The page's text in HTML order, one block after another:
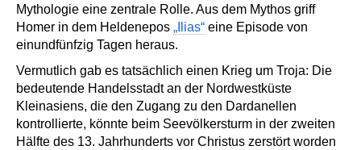
Mythologie eine zentrale Rolle. Aus dem Mythos griff
Homer in dem Heldenepos „Ilias“ eine Episode von
einundfünfzig Tagen heraus.
Vermutlich gab es tatsächlich einen Krieg um Troja: Die
bedeutende Handelsstadt an der Nordwestküste
Kleinasiens, die den Zugang zu den Dardanellen
kontrollierte, könnte beim Seevölkersturm in der zweiten
Hälfte des 13. Jahrhunderts vor Christus zerstört worden